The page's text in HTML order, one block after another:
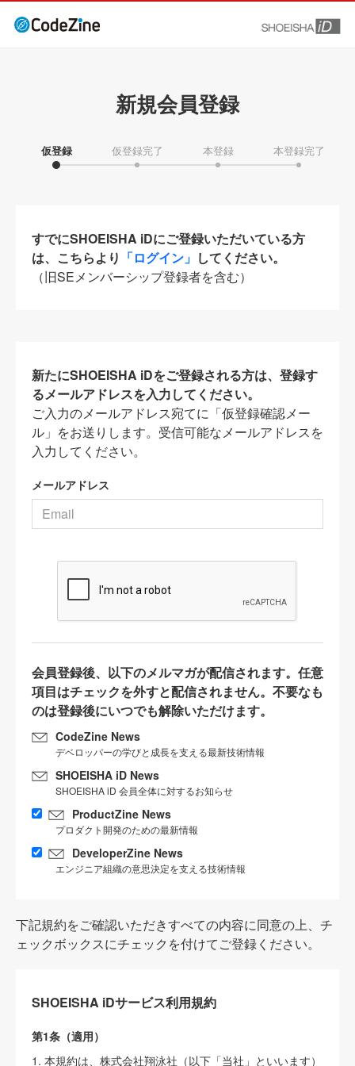
新規会員登録
仮登録 仮登録完了 本登録 本登録完了
すでにSHOEISHA iDにご登録いただいている方
は、こちらより 「ログイン」 してください。
（旧SEメンバーシップ登録者を含む）
新たにSHOEISHA iDをご登録される方は、登録す
るメールアドレスを入力してください。
ご入力のメールアドレス宛てに「仮登録確認メー
ル」をお送りします。受信可能なメールアドレスを
入力してください。
メールアドレス
会員登録後、以下のメルマガが配信されます。任意
項目はチェックを外すと配信されません。不要なも
のは登録後にいつでも解除いただけます。
CodeZine News
デベロッパーの学びと成長を支える最新技術情報
SHOEISHA iD News
SHOEISHA iD 会員全体に対するお知らせ
ProductZine News
プロダクト開発のための最新情報
DeveloperZine News
エンジニア組織の意思決定を支える技術情報
下記規約をご確認いただきすべての内容に同意の上、チ
ェックボックスにチェックを付けてご登録ください。
SHOEISHA iDサービス利用規約
第1条（適用）
1. 本規約は、株式会社翔泳社（以下「当社」といいます）